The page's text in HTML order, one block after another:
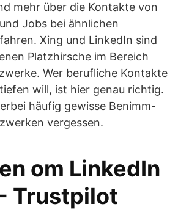
mehr über die Kontakte von
Jobs bei ähnlichen
Xing und LinkedIn sind
Platzhirsche im Bereich
Wer berufliche Kontakte
will, ist hier genau richtig.
häufig gewisse Benimm-
vergessen.
om LinkedIn
Trustpilot